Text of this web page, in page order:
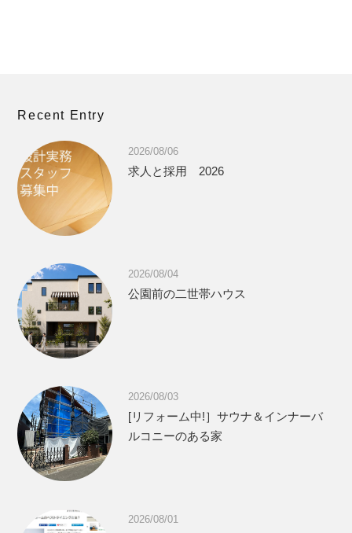
Recent Entry
2026/08/06
求人と採用 2026
2026/08/04
公園前の二世帯ハウス
2026/08/03
[リフォーム中!］サウナ＆インナーバ
ルコニーのある家
2026/08/01